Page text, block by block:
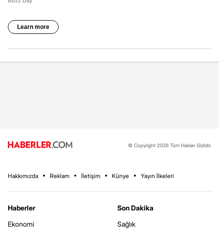
© Copyright 2026 Tüm Hakları Gizlidir.
Hakkımızda Reklam İletişim Künye Yayın İlkeleri
Haberler
Ekonomi
Son Dakika
Sağlık